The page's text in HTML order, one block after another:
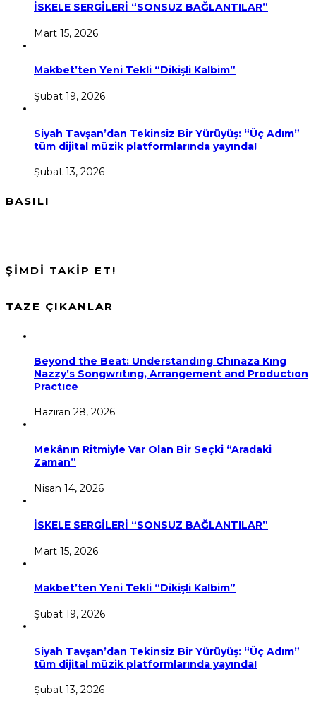
İSKELE SERGİLERİ “SONSUZ BAĞLANTILAR”
Mart 15, 2026
Makbet’ten Yeni Tekli “Dikişli Kalbim”
Şubat 19, 2026
Siyah Tavşan’dan Tekinsiz Bir Yürüyüş: “Üç Adım”
tüm dijital müzik platformlarında yayında!
Şubat 13, 2026
BASILI
ŞİMDİ TAKİP ET!
TAZE ÇIKANLAR
Beyond the Beat: Understandıng Chınaza Kıng
Nazzy’s Songwrıtıng, Arrangement and Productıon
Practıce
Haziran 28, 2026
Mekânın Ritmiyle Var Olan Bir Seçki “Aradaki
Zaman”
Nisan 14, 2026
İSKELE SERGİLERİ “SONSUZ BAĞLANTILAR”
Mart 15, 2026
Makbet’ten Yeni Tekli “Dikişli Kalbim”
Şubat 19, 2026
Siyah Tavşan’dan Tekinsiz Bir Yürüyüş: “Üç Adım”
tüm dijital müzik platformlarında yayında!
Şubat 13, 2026